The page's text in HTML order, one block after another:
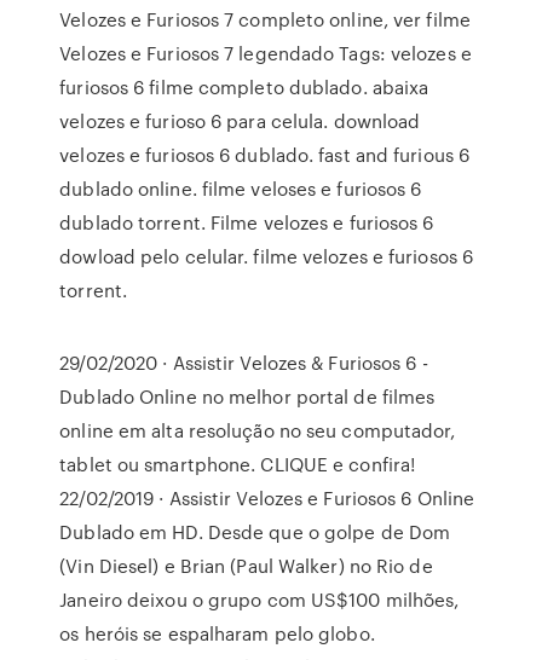
Velozes e Furiosos 7 completo online, ver filme
Velozes e Furiosos 7 legendado Tags: velozes e
furiosos 6 filme completo dublado. abaixa
velozes e furioso 6 para celula. download
velozes e furiosos 6 dublado. fast and furious 6
dublado online. filme veloses e furiosos 6
dublado torrent. Filme velozes e furiosos 6
dowload pelo celular. filme velozes e furiosos 6
torrent.
29/02/2020 · Assistir Velozes & Furiosos 6 -
Dublado Online no melhor portal de filmes
online em alta resolução no seu computador,
tablet ou smartphone. CLIQUE e confira!
22/02/2019 · Assistir Velozes e Furiosos 6 Online
Dublado em HD. Desde que o golpe de Dom
(Vin Diesel) e Brian (Paul Walker) no Rio de
Janeiro deixou o grupo com US$100 milhões,
os heróis se espalharam pelo globo.